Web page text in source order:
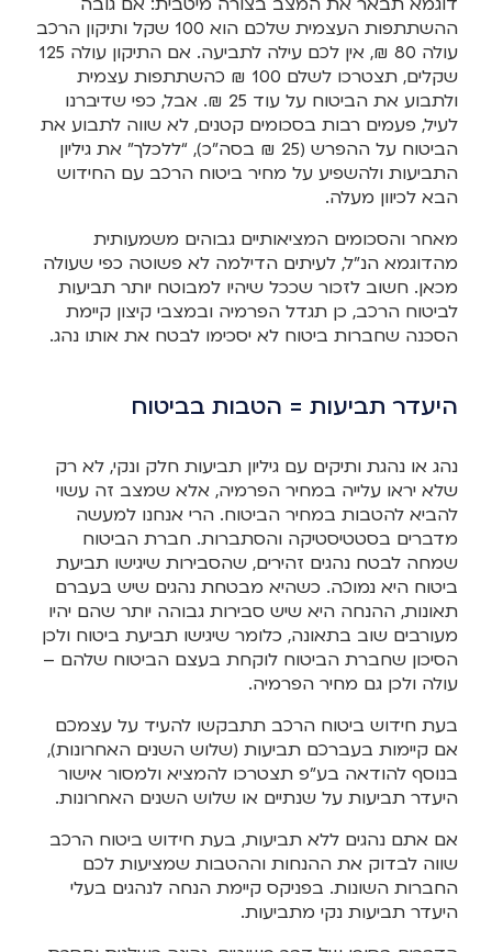
ההשתתפות העצמית שלכם הוא 100 שקל ותיקון הרכב
עולה 80 ₪, אין לכם עילה לתביעה. אם התיקון עולה 125
שקלים, תצטרכו לשלם 100 ₪ כהשתתפות עצמית
ולתבוע את הביטוח על עוד 25 ₪. אבל, כפי שדיברנו
לעיל, פעמים רבות בסכומים קטנים, לא שווה לתבוע את
הביטוח על ההפרש (25 ₪ בסה”כ), “ללכלך” את גיליון
התביעות ולהשפיע על מחיר ביטוח הרכב עם החידוש
הבא לכיוון מעלה.
מאחר והסכומים המציאותיים גבוהים משמעותית
מהדוגמא הנ”ל, לעיתים הדילמה לא פשוטה כפי שעולה
מכאן. חשוב לזכור שככל שיהיו למבוטח יותר תביעות
לביטוח הרכב, כן תגדל הפרמיה ובמצבי קיצון קיימת
הסכנה שחברות ביטוח לא יסכימו לבטח את אותו נהג.
היעדר תביעות = הטבות בביטוח
נהג או נהגת ותיקים עם גיליון תביעות חלק ונקי, לא רק
שלא יראו עלייה במחיר הפרמיה, אלא שמצב זה עשוי
להביא להטבות במחיר הביטוח. הרי אנחנו למעשה
מדברים בסטטיסטיקה והסתברות. חברת הביטוח
שמחה לבטח נהגים זהירים, שהסבירות שיגישו תביעת
ביטוח היא נמוכה. כשהיא מבטחת נהגים שיש בעברם
תאונות, ההנחה היא שיש סבירות גבוהה יותר שהם יהיו
מעורבים שוב בתאונה, כלומר שיגישו תביעת ביטוח ולכן
הסיכון שחברת הביטוח לוקחת בעצם הביטוח שלהם –
עולה ולכן גם מחיר הפרמיה.
בעת חידוש ביטוח הרכב תתבקשו להעיד על עצמכם
אם קיימות בעברכם תביעות (שלוש השנים האחרונות),
בנוסף להודאה בע”פ תצטרכו להמציא ולמסור אישור
היעדר תביעות על שנתיים או שלוש השנים האחרונות.
אם אתם נהגים ללא תביעות, בעת חידוש ביטוח הרכב
שווה לבדוק את ההנחות וההטבות שמציעות לכם
החברות השונות. בפניקס קיימת הנחה לנהגים בעלי
היעדר תביעות נקי מתביעות.